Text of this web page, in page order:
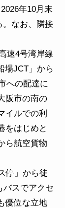
年10月末
。なお、隣接
速4号湾岸線
場JCT」から
への配達に
阪市の南の
イルでの利
をはじめと
ら航空貨物
停」から徒
バスでアクセ
優位な立地